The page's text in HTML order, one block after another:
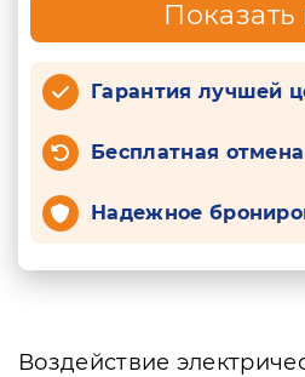
Гарантия лучшей
Бесплатная
Надежное
Воздействие